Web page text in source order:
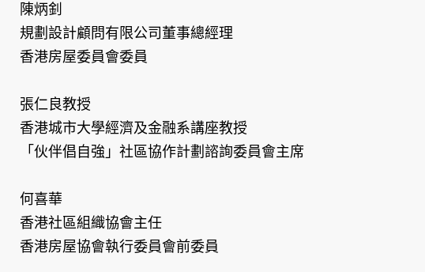
陳炳釗
規劃設計顧問有限公司董事總經理
香港房屋委員會委員
張仁良教授
香港城市大學經濟及金融系講座教授
「伙伴倡自強」社區協作計劃諮詢委員會主席
何喜華
香港社區組織協會主任
香港房屋協會執行委員會前委員